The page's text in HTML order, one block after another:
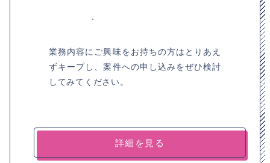
業務内容にご興味をお持ちの方はとりあえ
ずキープし、案件への申し込みをぜひ検討
してみてください。
詳細を見る